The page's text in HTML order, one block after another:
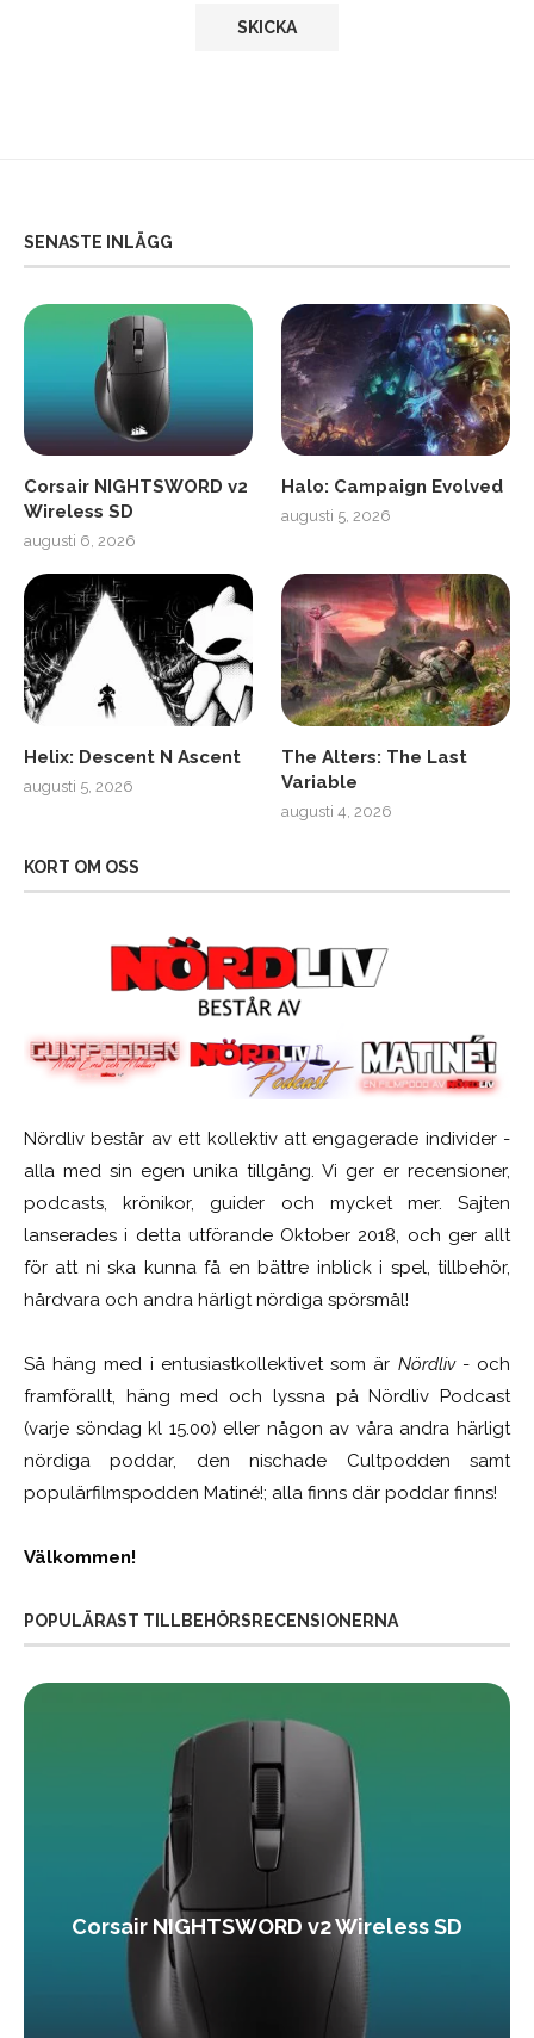
SENASTE INLÄGG
Corsair NIGHTSWORD v2
Wireless SD
augusti 6, 2026
Halo: Campaign Evolved
augusti 5, 2026
Helix: Descent N Ascent
augusti 5, 2026
The Alters: The Last
Variable
augusti 4, 2026
KORT OM OSS
Nördliv består av ett kollektiv att engagerade individer -
alla med sin egen unika tillgång. Vi ger er recensioner,
podcasts, krönikor, guider och mycket mer. Sajten
lanserades i detta utförande Oktober 2018, och ger allt
för att ni ska kunna få en bättre inblick i spel, tillbehör,
hårdvara och andra härligt nördiga spörsmål!
Så häng med i entusiastkollektivet som är Nördliv- och
framförallt, häng med och lyssna på Nördliv Podcast
(varje söndag kl 15.00) eller någon av våra andra härligt
nördiga poddar, den nischade Cultpodden samt
populärfilmspodden Matiné!; alla finns där poddar finns!
Välkommen!
POPULÄRAST TILLBEHÖRSRECENSIONERNA
Corsair NIGHTSWORD v2 Wireless SD